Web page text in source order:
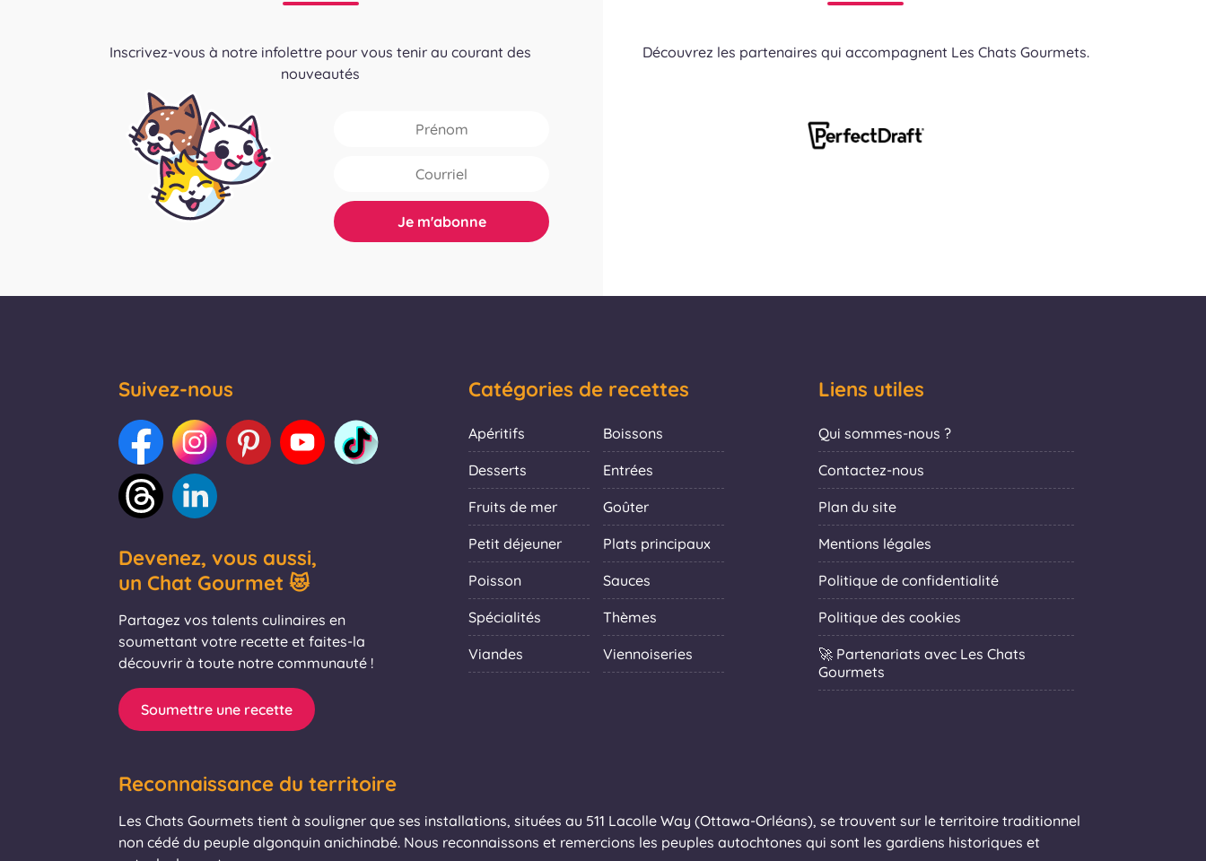
Inscrivez-vous à notre infolettre pour vous tenir au courant des
nouveautés
Découvrez les partenaires qui accompagnent Les Chats Gourmets.
Suivez-nous
Devenez, vous aussi,
un Chat Gourmet 😻
Partagez vos talents culinaires en
soumettant votre recette et faites-la
découvrir à toute notre communauté !
Soumettre une recette
Catégories de recettes
Apéritifs Boissons
Desserts Entrées
Fruits de mer Goûter
Petit déjeuner Plats principaux
Poisson Sauces
Spécialités Thèmes
Viandes Viennoiseries
Liens utiles
Qui sommes-nous ?
Contactez-nous
Plan du site
Mentions légales
Politique de confidentialité
Politique des cookies
🚀 Partenariats avec Les Chats
Gourmets
Reconnaissance du territoire
Les Chats Gourmets tient à souligner que ses installations, situées au 511 Lacolle Way (Ottawa-Orléans), se trouvent sur le territoire traditionnel
non cédé du peuple algonquin anichinabé. Nous reconnaissons et remercions les peuples autochtones qui sont les gardiens historiques et